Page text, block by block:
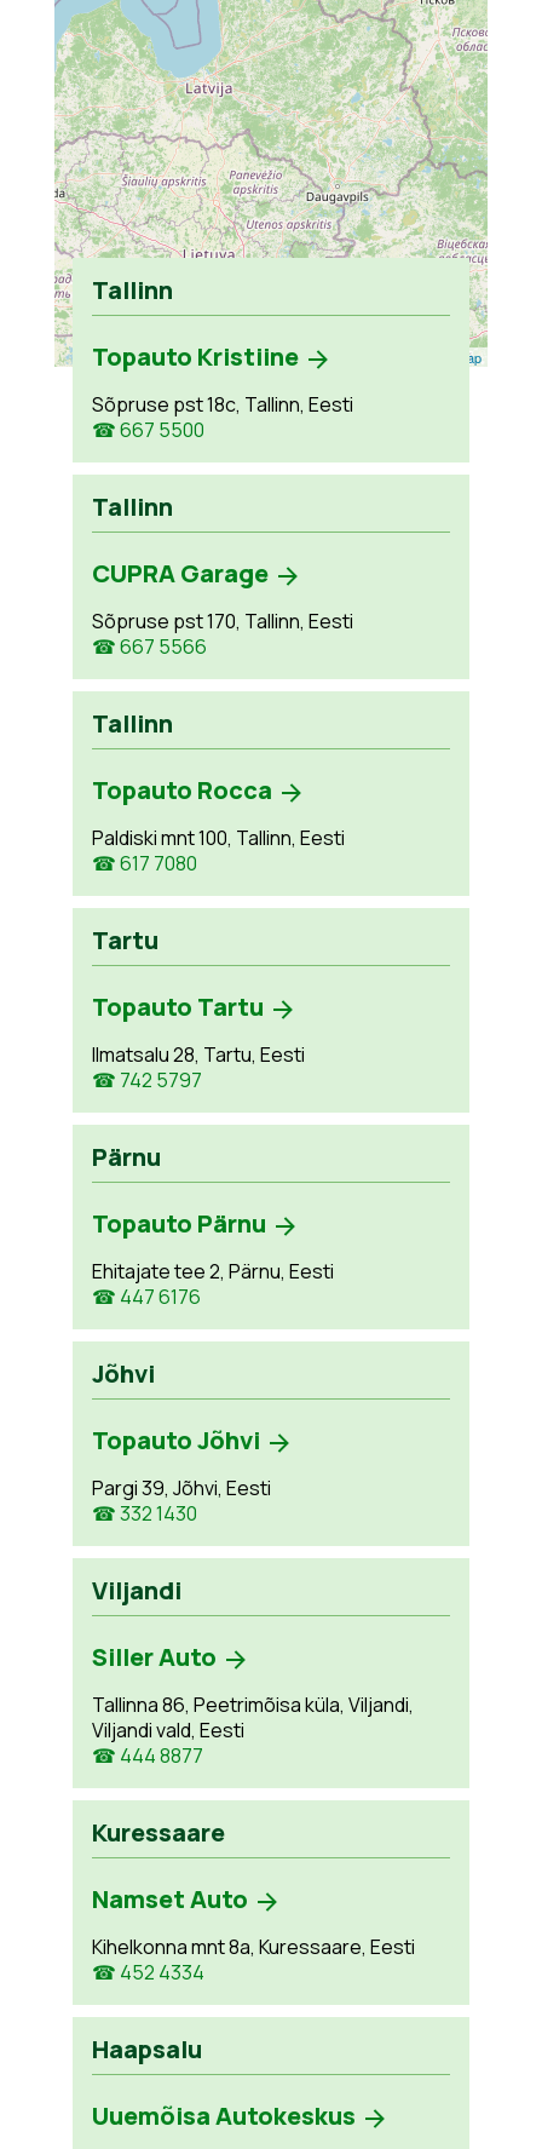
Leaflet OpenStreetMap
Tallinn
Topauto Kristiine
Sõpruse pst 18c, Tallinn, Eesti
☎ 667 5500
Tallinn
CUPRA Garage
Sõpruse pst 170, Tallinn, Eesti
☎ 667 5566
Tallinn
Topauto Rocca
Paldiski mnt 100, Tallinn, Eesti
☎ 617 7080
Tartu
Topauto Tartu
Ilmatsalu 28, Tartu, Eesti
☎ 742 5797
Pärnu
Topauto Pärnu
Ehitajate tee 2, Pärnu, Eesti
☎ 447 6176
Jõhvi
Topauto Jõhvi
Pargi 39, Jõhvi, Eesti
☎ 332 1430
Viljandi
Siller Auto
Tallinna 86, Peetrimõisa küla, Viljandi,
Viljandi vald, Eesti
☎ 444 8877
Kuressaare
Namset Auto
Kihelkonna mnt 8a, Kuressaare, Eesti
☎ 452 4334
Haapsalu
Uuemõisa Autokeskus